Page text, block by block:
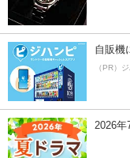
自販機
（PR）
2026年